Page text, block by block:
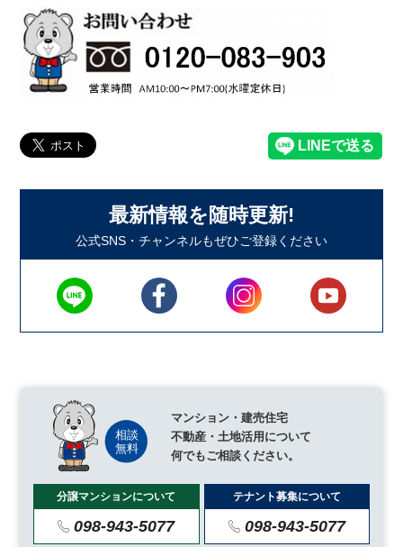
最新情報を随時更新!
公式SNS・チャンネルもぜひご登録ください
マンション・建売住宅
不動産・土地活用について
何でもご相談ください。
分譲マンションについて
098-943-5077
テナント募集について
098-943-5077